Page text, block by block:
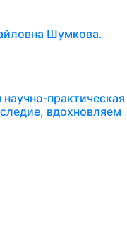
Шумкова.
вдохновляем